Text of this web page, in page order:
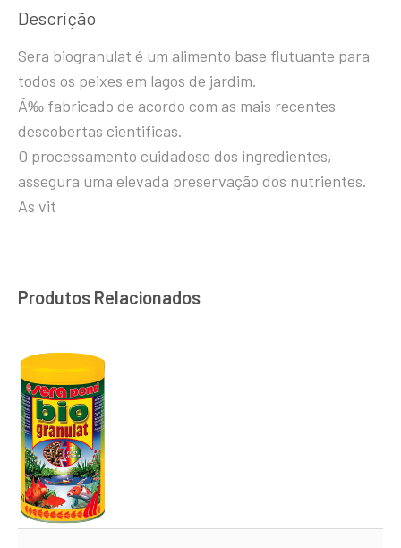
Descrição
Sera biogranulat é um alimento base flutuante para
todos os peixes em lagos de jardim.
Ã‰ fabricado de acordo com as mais recentes
descobertas cientificas.
O processamento cuidadoso dos ingredientes,
assegura uma elevada preservação dos nutrientes.
As vit
Produtos Relacionados